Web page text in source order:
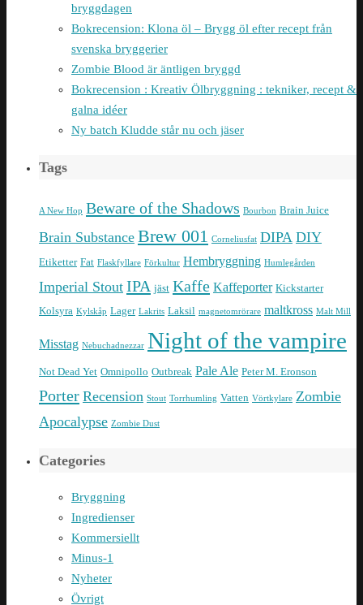
bryggdagen
Bokrecension: Klona öl – Brygg öl efter recept från
svenska bryggerier
Zombie Blood är äntligen bryggd
Bokrecension : Kreativ Ölbryggning : tekniker, recept &
galna idéer
Ny batch Kludde står nu och jäser
Tags
A New Hop Beware of the Shadows Bourbon Brain Juice
Brain Substance Brew 001 Corneliusfat DIPA DIY
Etiketter Fat Flaskfyllare Förkultur Hembryggning Humlegården
Imperial Stout IPA jäst Kaffe Kaffeporter Kickstarter
Kolsyra Kylskåp Lager Lakrits Laksil magnetomrörare maltkross Malt Mill
Misstag Nebuchadnezzar Night of the vampire
Not Dead Yet Omnipollo Outbreak Pale Ale Peter M. Eronson
Porter Recension Stout Torrhumling Vatten Vörtkylare Zombie
Apocalypse Zombie Dust
Categories
Bryggning
Ingredienser
Kommersiellt
Minus-1
Nyheter
Övrigt